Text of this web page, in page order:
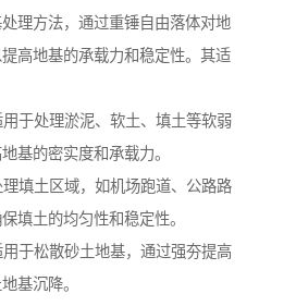
理方法，通过重锤自由落体对地
高地基的承载力和稳定性。其适
于处理淤泥、软土、填土等软弱
基的密实度和承载力。
填土区域，如机场跑道、公路路
填土的均匀性和稳定性。
于松散砂土地基，通过强夯提高
基沉降。